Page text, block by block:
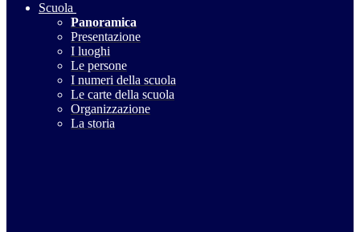
Scuola
Panoramica
Presentazione
I luoghi
Le persone
I numeri della scuola
Le carte della scuola
Organizzazione
La storia